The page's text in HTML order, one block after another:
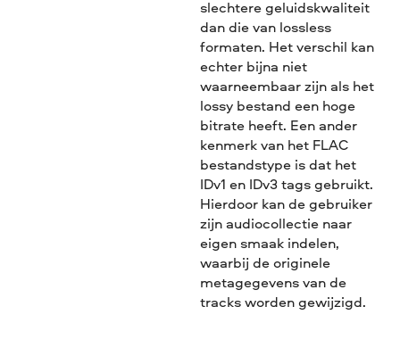
slechtere geluidskwaliteit
dan die van lossless
formaten. Het verschil kan
echter bijna niet
waarneembaar zijn als het
lossy bestand een hoge
bitrate heeft. Een ander
kenmerk van het FLAC
bestandstype is dat het
IDv1 en IDv3 tags gebruikt.
Hierdoor kan de gebruiker
zijn audiocollectie naar
eigen smaak indelen,
waarbij de originele
metagegevens van de
tracks worden gewijzigd.